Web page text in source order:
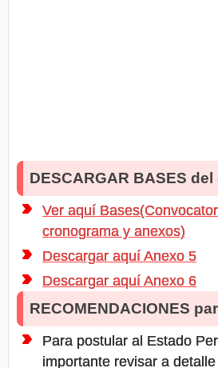
DESCARGAR BASES
Ver aquí
cronograma y anexos)
Descargar aquí Anexo 5
Descargar aquí Anexo 6
RECOMENDACIONES
Para postular al Estado
importante revisar a